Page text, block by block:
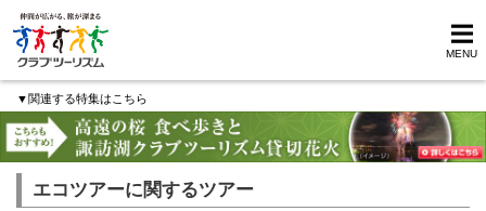
MENU
▼関連する特集はこちら
エコツアーに関するツアー